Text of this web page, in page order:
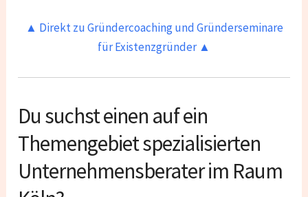
▲ Direkt zu Gründercoaching und Gründerseminare
für Existenzgründer ▲
Du suchst einen auf ein
Themengebiet spezialisierten
Unternehmensberater im Raum